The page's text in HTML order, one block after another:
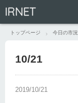
IRNET
トップページ 今日の市況
10/21